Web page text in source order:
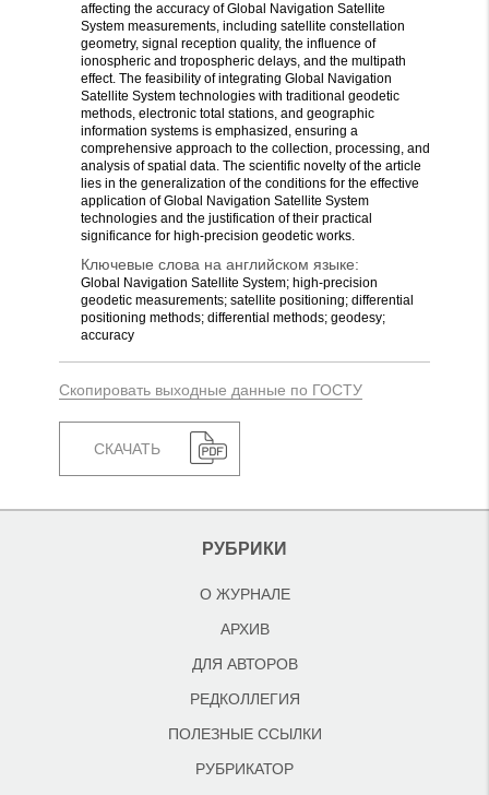
affecting the accuracy of Global Navigation Satellite
System measurements, including satellite constellation
geometry, signal reception quality, the influence of
ionospheric and tropospheric delays, and the multipath
effect. The feasibility of integrating Global Navigation
Satellite System technologies with traditional geodetic
methods, electronic total stations, and geographic
information systems is emphasized, ensuring a
comprehensive approach to the collection, processing, and
analysis of spatial data. The scientific novelty of the article
lies in the generalization of the conditions for the effective
application of Global Navigation Satellite System
technologies and the justification of their practical
significance for high-precision geodetic works.
Ключевые слова на английском языке:
Global Navigation Satellite System; high-precision
geodetic measurements; satellite positioning; differential
positioning methods; differential methods; geodesy;
accuracy
Скопировать выходные данные по ГОСТУ
СКАЧАТЬ
РУБРИКИ
О ЖУРНАЛЕ
АРХИВ
ДЛЯ АВТОРОВ
РЕДКОЛЛЕГИЯ
ПОЛЕЗНЫЕ ССЫЛКИ
РУБРИКАТОР